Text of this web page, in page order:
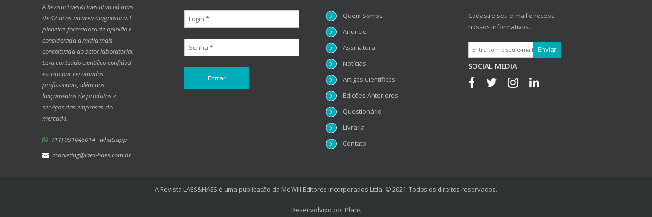
A Revista Laes&Haes atua há mais
de 42 anos na área diagnóstica. É
pioneira, formadora de opinião e
considerada a mídia mais
conceituada do setor laboratorial.
Leva conteúdo científico confiável
escrito por renomados
profissionais, além dos
lançamentos de produtos e
serviços das empresas do
mercado.
(11) 991046014 - whatsapp
marketing@laes-haes.com.br
Quem Somos
Anuncie
Assinatura
Notícias
Artigos Científicos
Edições Anteriores
Questionário
Livraria
Contato
Cadastre seu e-mail e receba
nossos informativos.
SOCIAL MEDIA
A Revista LAES&HAES é uma publicação da Mc Will Editores Incorporados Ltda. © 2021. Todos os direitos reservados.
Desenvolvido por Plank